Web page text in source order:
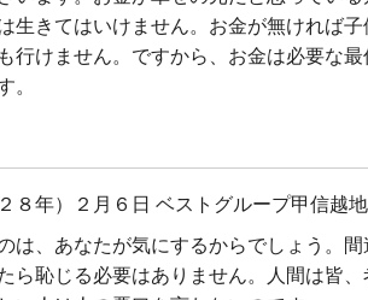
生きてはいけません。お金が無ければ
行けません。ですから、お金は必要な
。
８年）２月６日 ベストグループ甲信越
は、あなたが気にするからでしょう。
ら恥じる必要はありません。人間は皆